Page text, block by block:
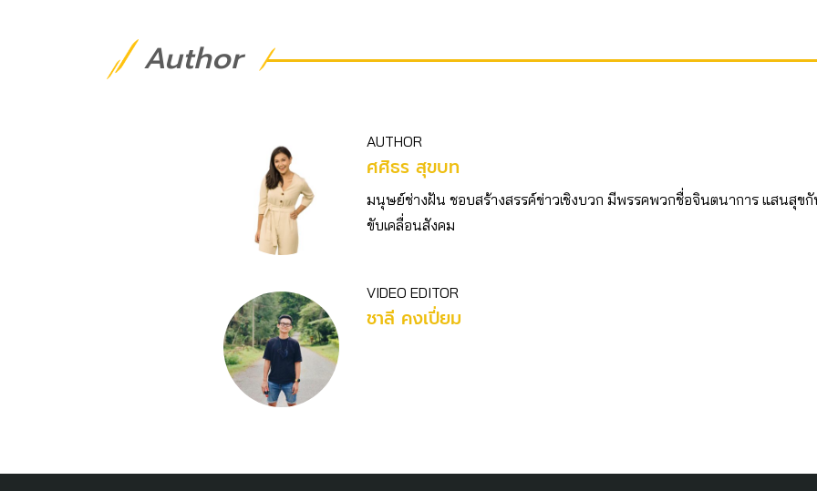
Author
AUTHOR
ศศิธร สุขบท
มนุษย์ช่างฝัน ชอบสร้างสรรค์ข่าวเชิงบวก มีพรรคพวกชื่อจินตนาการ แสนสุขกั
ขับเคลื่อนสังคม
VIDEO EDITOR
ชาลี คงเปี่ยม